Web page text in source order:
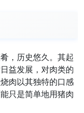
，历史悠久。其起
益发展，对肉类的
肉以其独特的口感
只是简单地用猪肉